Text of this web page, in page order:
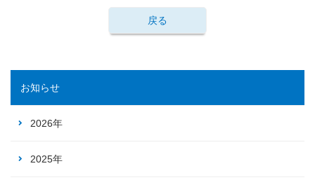
戻る
お知らせ
2026年
2025年